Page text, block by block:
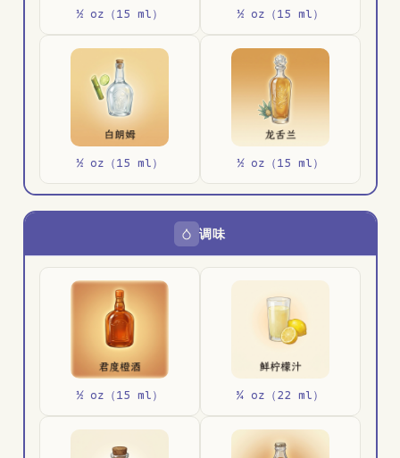
½ oz（15 ml） ½ oz（15 ml）
½ oz（15 ml） ½ oz（15 ml）
调味
½ oz（15 ml） ¾ oz（22 ml）